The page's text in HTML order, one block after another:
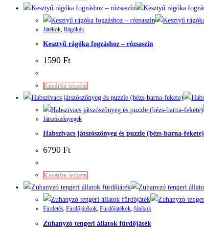
Játékok Rágókák
Kesztyű rágóka fogzáshoz – rózsaszín
1590 Ft
Kosárba teszem
Játszószőnyegek
Habszivacs játszószőnyeg és puzzle (bézs-barna-fekete)
6790 Ft
Kosárba teszem
Fürdetés, Fürdőjátékok, Fürdőjátékok, Játékok
Zuhanyzó tengeri állatok fürdőjáték